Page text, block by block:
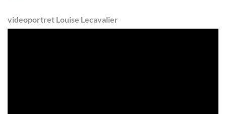
videoportret Louise Lecavalier